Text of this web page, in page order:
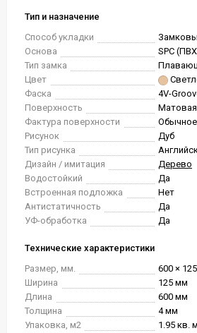
Тип и назначение
Способ укладки
Основа
SPC
Тип замка
Цвет
Фаска
4V-
Поверхность
Матовая
Фактура поверхности
Обычное
Рисунок
Дуб
Тип рисунка
Дизайн / имитация
Дерево
Водостойкий
Да
Встроенная подложка
Нет
Антистатичность
Да
УФ-обработка
Да
Технические характеристики
Размер, мм.
600 × 125
Ширина
125 мм
Длина
600 мм
Толщина
4 мм
Упаковка, м2
1.95 кв.